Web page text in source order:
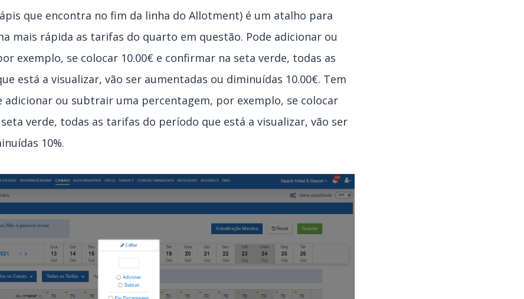
que encontra no fim da linha do Allotment) é um atalho para
mais rápida as tarifas do quarto em questão. Pode adicionar ou
exemplo, se colocar 10.00€ e confirmar na seta verde, todas as
está a visualizar, vão ser aumentadas ou diminuídas 10.00€. Tem
adicionar ou subtrair uma percentagem, por exemplo, se colocar
verde, todas as tarifas do período que está a visualizar, vão ser
10%.